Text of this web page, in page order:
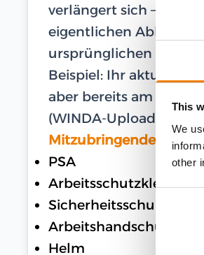
This
We
other
verlängert sich – im
eigentlichen
ursprünglichen
Beispiel: Ihr aktuelles
aber bereits am
(WINDA-Upload) bis
Mitzubringende
PSA
Arbeitsschutzkleidung
Sicherheitsschuhe
Arbeitshandschuhe
Helm